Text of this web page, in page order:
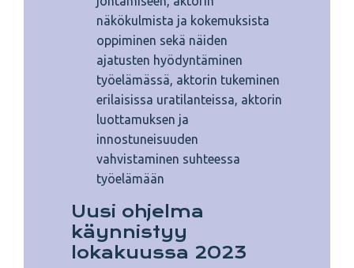
näkökulmista ja kokemuksista
oppiminen sekä näiden
ajatusten hyödyntäminen
työelämässä, aktorin tukeminen
erilaisissa uratilanteissa, aktorin
luottamuksen ja
innostuneisuuden
vahvistaminen suhteessa
työelämään
Uusi ohjelma
käynnistyy
lokakuussa 2023